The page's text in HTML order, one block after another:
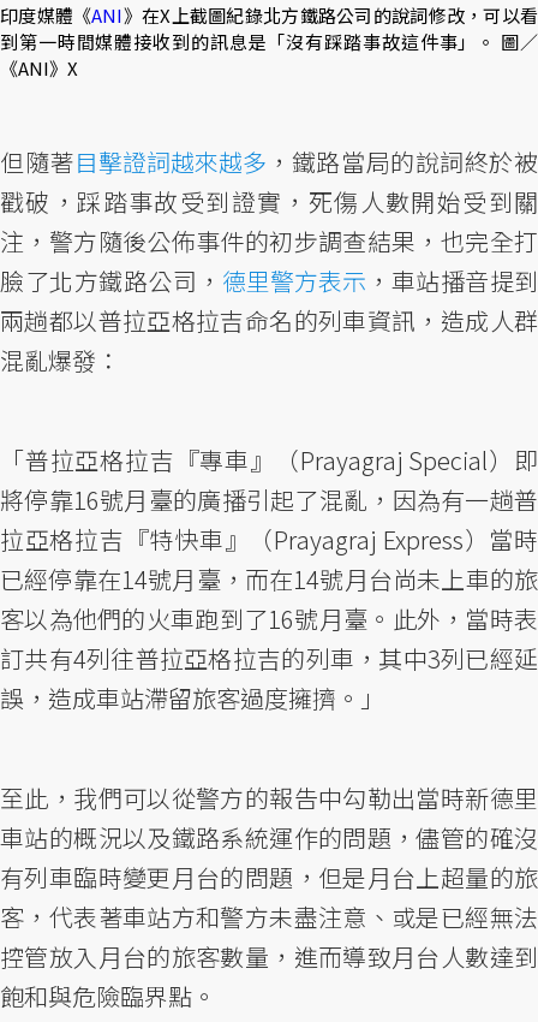
印度媒體《ANI》在X上截圖紀錄北方鐵路公司的說詞修改，可以看
到第一時間媒體接收到的訊息是「沒有踩踏事故這件事」。 圖／
《ANI》X
但隨著目擊證詞越來越多 ，鐵路當局的說詞終於被
戳破，踩踏事故受到證實，死傷人數開始受到關
注，警方隨後公佈事件的初步調查結果，也完全打
臉了北方鐵路公司， 德里警方表示 ，車站播音提到
兩趟都以普拉亞格拉吉命名的列車資訊，造成人群
混亂爆發：
「普拉亞格拉吉『專車』（Prayagraj Special）即
將停靠16號月臺的廣播引起了混亂，因為有一趟普
拉亞格拉吉『特快車』（Prayagraj Express）當時
已經停靠在14號月臺，而在14號月台尚未上車的旅
客以為他們的火車跑到了16號月臺。此外，當時表
訂共有4列往普拉亞格拉吉的列車，其中3列已經延
誤，造成車站滯留旅客過度擁擠。」
至此，我們可以從警方的報告中勾勒出當時新德里
車站的概況以及鐵路系統運作的問題，儘管的確沒
有列車臨時變更月台的問題，但是月台上超量的旅
客，代表著車站方和警方未盡注意、或是已經無法
控管放入月台的旅客數量，進而導致月台人數達到
飽和與危險臨界點。